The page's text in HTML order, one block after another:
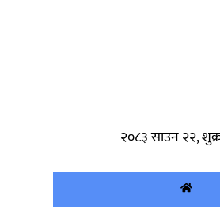
२०८३ साउन २२,